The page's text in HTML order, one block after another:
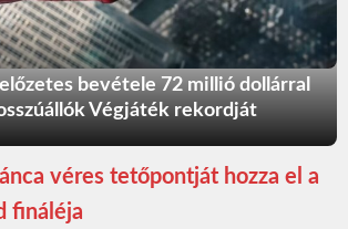
bevétele 72 millió dollárral
Végjáték rekordját
véres tetőpontját hozza el a
fináléja